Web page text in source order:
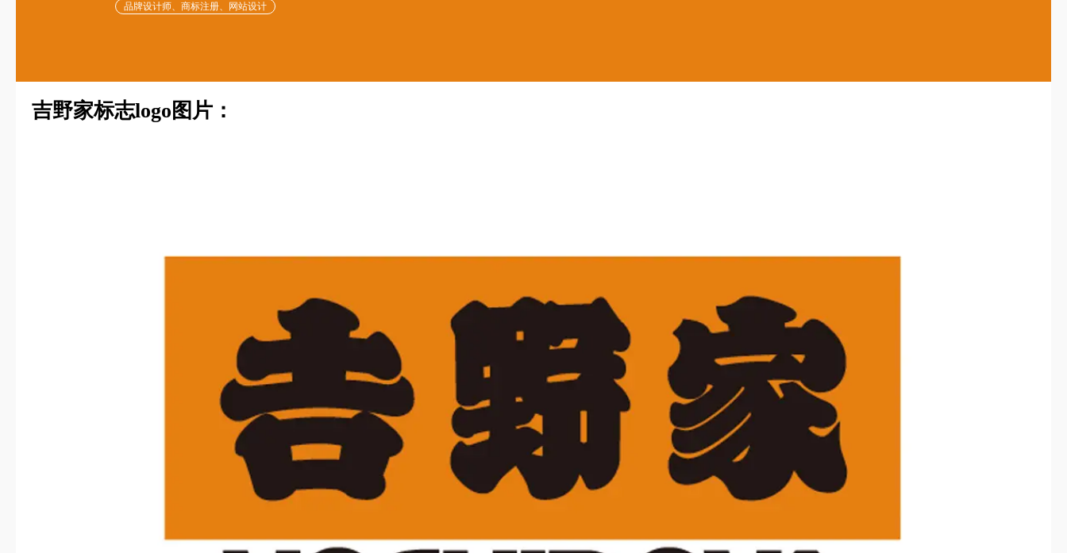
品牌设计师、商标注册、网站设计
吉野家标志logo图片：